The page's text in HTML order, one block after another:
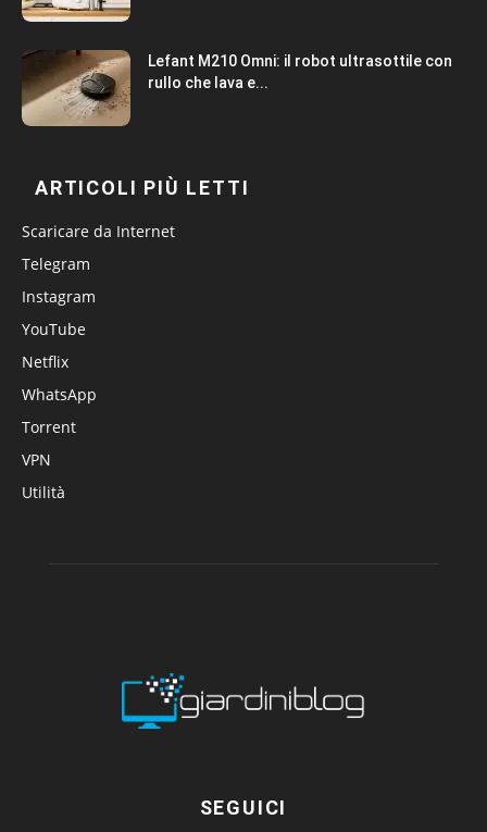
Lefant M210 Omni: il robot ultrasottile con
rullo che lava e...
ARTICOLI PIÙ LETTI
Scaricare da Internet
Telegram
Instagram
YouTube
Netflix
WhatsApp
Torrent
VPN
Utilità
SEGUICI